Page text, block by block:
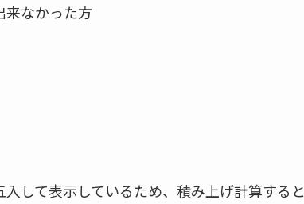
来なかった方
して表示しているため、積み上げ計算すると